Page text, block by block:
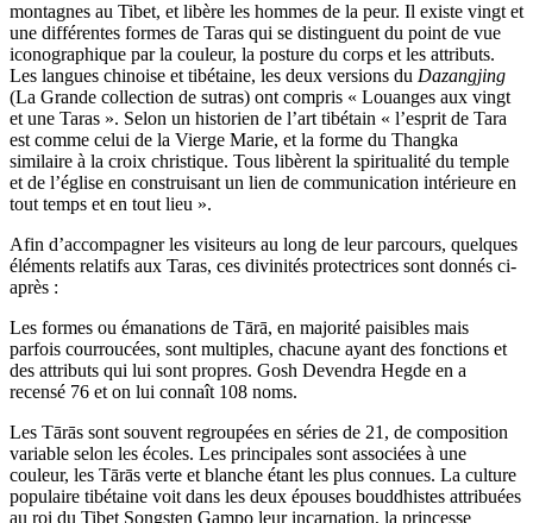
montagnes au Tibet, et libère les hommes de la peur. Il existe vingt et
une différentes formes de Taras qui se distinguent du point de vue
iconographique par la couleur, la posture du corps et les attributs.
Les langues chinoise et tibétaine, les deux versions du Dazangjing
(La Grande collection de sutras) ont compris « Louanges aux vingt
et une Taras ». Selon un historien de l’art tibétain « l’esprit de Tara
est comme celui de la Vierge Marie, et la forme du Thangka
similaire à la croix christique. Tous libèrent la spiritualité du temple
et de l’église en construisant un lien de communication intérieure en
tout temps et en tout lieu ».
Afin d’accompagner les visiteurs au long de leur parcours, quelques
éléments relatifs aux Taras, ces divinités protectrices sont donnés ci-
après :
Les formes ou émanations de Tārā, en majorité paisibles mais
parfois courroucées, sont multiples, chacune ayant des fonctions et
des attributs qui lui sont propres. Gosh Devendra Hegde en a
recensé 76 et on lui connaît 108 noms.
Les Tārās sont souvent regroupées en séries de 21, de composition
variable selon les écoles. Les principales sont associées à une
couleur, les Tārās verte et blanche étant les plus connues. La culture
populaire tibétaine voit dans les deux épouses bouddhistes attribuées
au roi du Tibet Songsten Gampo leur incarnation, la princesse